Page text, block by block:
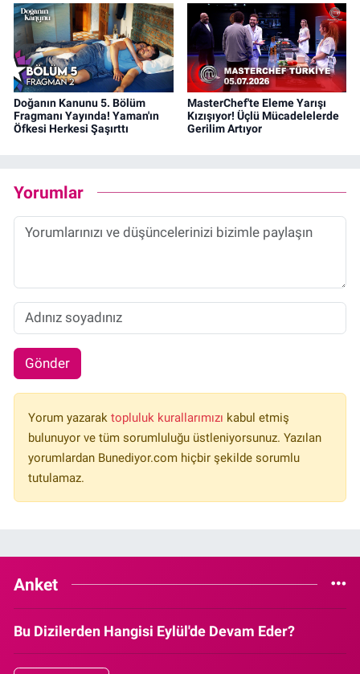
Doğanın Kanunu 5. Bölüm
Fragmanı Yayında! Yaman'ın
Öfkesi Herkesi Şaşırttı
MasterChef'te Eleme Yarışı
Kızışıyor! Üçlü Mücadelelerde
Gerilim Artıyor
Yorumlar
Gönder
Yorum yazarak topluluk kurallarımızı kabul etmiş
bulunuyor ve tüm sorumluluğu üstleniyorsunuz. Yazılan
yorumlardan Bunediyor.com hiçbir şekilde sorumlu
tutulamaz.
Anket
Bu Dizilerden Hangisi Eylül'de Devam Eder?